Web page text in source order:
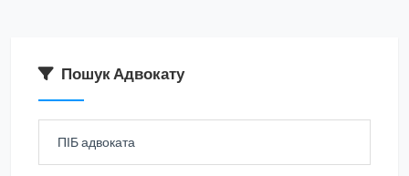
Пошук Адвокату